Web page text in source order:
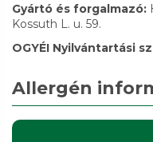
Gyártó és forgalmazó:
Kossuth L. u. 59.
OGYÉI Nyilvántartási
Allergén